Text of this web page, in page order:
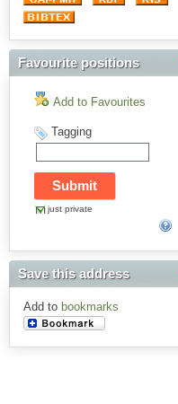
Favourite positions
Add to Favourites
Tagging
just private
Save this address
Add to bookmarks